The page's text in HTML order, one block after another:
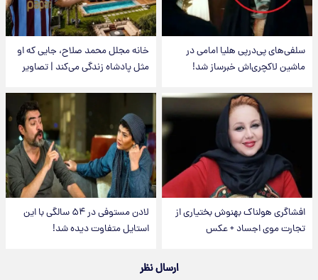
سلفی‌های پی‌درپی هلیا امامی در
ماشین لاکچری‌اش خبرساز شد!
خانه مجلل محمد صلاح، جایی که او
مثل پادشاه زندگی می‌کند | تصاویر
افشاگری هولناک بهنوش بختیاری از
تجارت موی اجساد + عکس
لادن مستوفی در ۵۴ سالگی با این
استایل متفاوت دیده شد!
ارسال نظر